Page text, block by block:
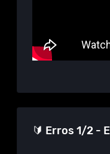
🔰 Erros 1/2 -